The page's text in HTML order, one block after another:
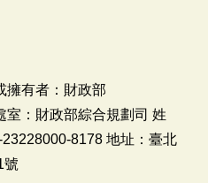
擁有者：財政部
室：財政部綜合規劃司 姓
8178 地址：臺北
號